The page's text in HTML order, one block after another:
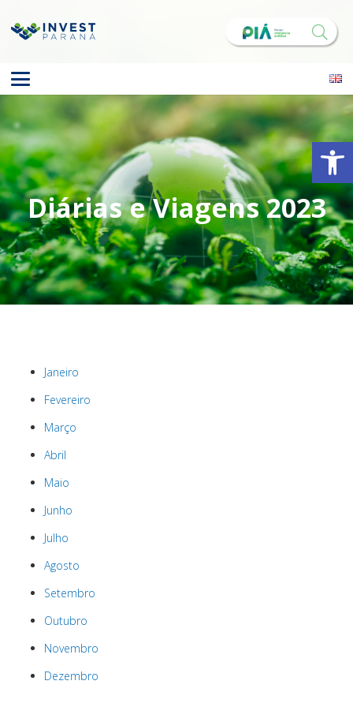
Abrir
Diárias e Viagens 2023
Janeiro
Fevereiro
Março
Abril
Maio
Junho
Julho
Agosto
Setembro
Outubro
Novembro
Dezembro